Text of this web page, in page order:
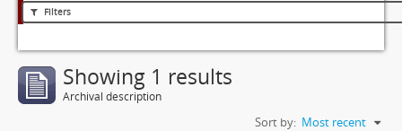
Filters
Showing 1 results
Archival description
Sort by: Most recent